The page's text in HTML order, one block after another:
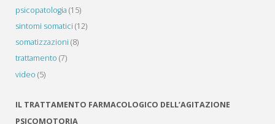
psicopatologia (15)
sintomi somatici (12)
somatizzazioni (8)
trattamento (7)
video (5)
IL TRATTAMENTO FARMACOLOGICO DELL’AGITAZIONE
PSICOMOTORIA